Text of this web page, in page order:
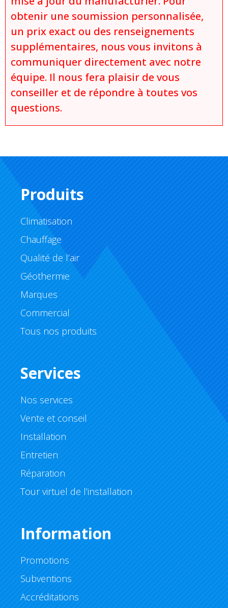
obtenir une soumission personnalisée,
un prix exact ou des renseignements
supplémentaires, nous vous invitons à
communiquer directement avec notre
équipe. Il nous fera plaisir de vous
conseiller et de répondre à toutes vos
questions.
Produits
Climatisation
Chauffage
Qualité de l’air
Géothermie
Marques
Commercial
Tous nos produits
Services
Nos services
Vente et conseil
Installation
Entretien
Réparation
Tour virtuel de l’installation
Information
Promotions
Subventions
Accréditations